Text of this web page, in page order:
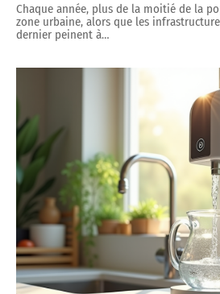
Chaque année, plus de la moitié de la
zone urbaine, alors que les
dernier peinent à…